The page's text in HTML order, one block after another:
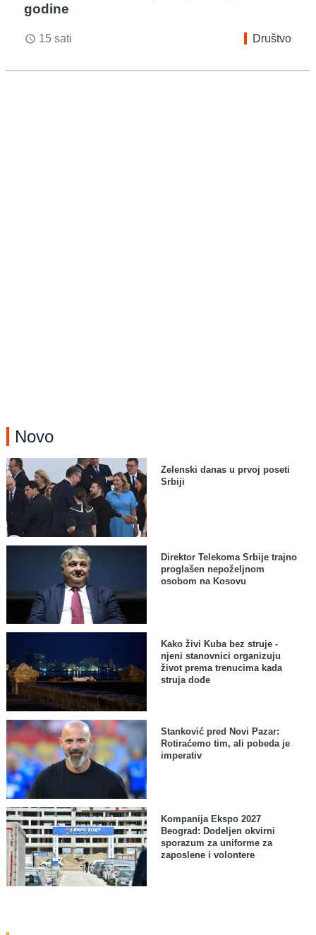
godine
access_time 15 sati Društvo
Novo
Zelenski danas u prvoj poseti
Srbiji
Direktor Telekoma Srbije trajno
proglašen nepoželjnom
osobom na Kosovu
Kako živi Kuba bez struje -
njeni stanovnici organizuju
život prema trenucima kada
struja dođe
Stanković pred Novi Pazar:
Rotiraćemo tim, ali pobeda je
imperativ
Kompanija Ekspo 2027
Beograd: Dodeljen okvirni
sporazum za uniforme za
zaposlene i volontere